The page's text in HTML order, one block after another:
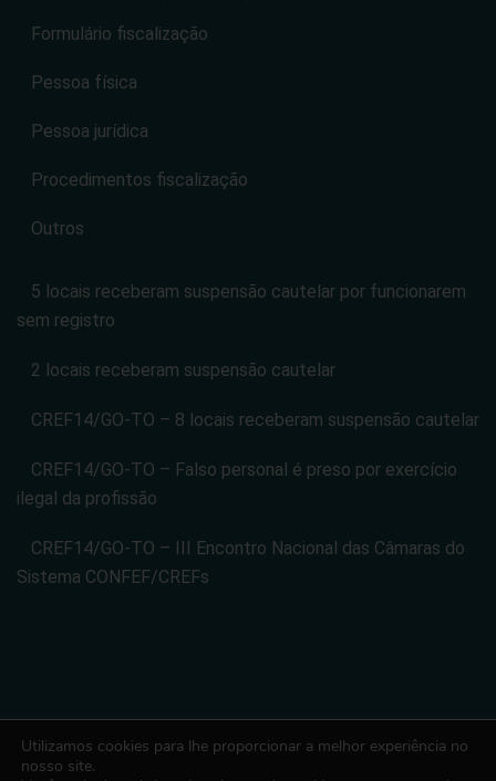
Formulário fiscalização
Pessoa física
Pessoa jurídica
Procedimentos fiscalização
Outros
5 locais receberam suspensão cautelar por funcionarem
sem registro
2 locais receberam suspensão cautelar
CREF14/GO-TO – 8 locais receberam suspensão cautelar
CREF14/GO-TO – Falso personal é preso por exercício
ilegal da profissão
CREF14/GO-TO – III Encontro Nacional das Câmaras do
Sistema CONFEF/CREFs
CONSELHO REGIONAL DE EDUCACAO FISICA DA 14 REGIAO -
Utilizamos cookies para lhe proporcionar a melhor experiência no
nosso site.